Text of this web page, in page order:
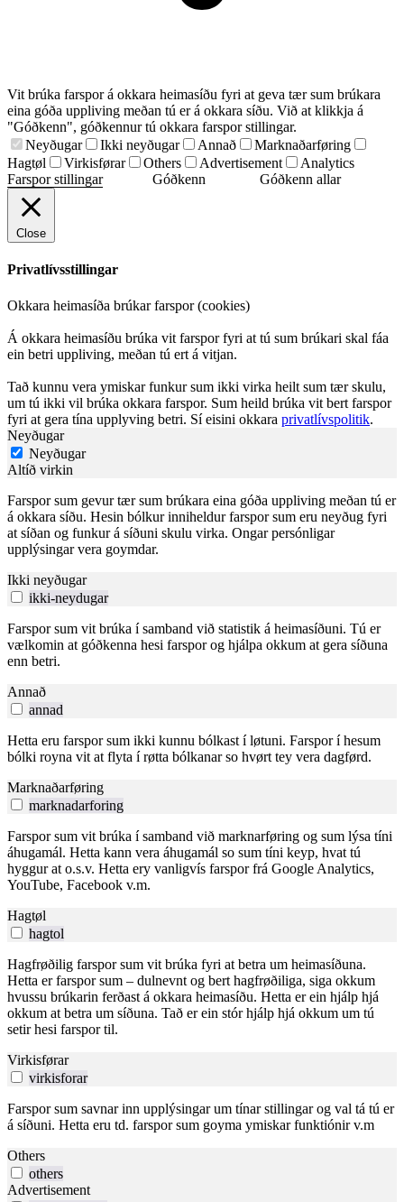
Vit brúka farspor á okkara heimasíðu fyri at geva tær sum brúkara
eina góða uppliving meðan tú er á okkara síðu. Við at klikkja á
"Góðkenn", góðkennur tú okkara farspor stillingar.
Neyðugar
Ikki neyðugar Annað
Marknaðarføring
Hagtøl
Virkisførar Others Advertisement
Analytics
Farspor stillingar
Góðkenn Góðkenn allar
Close
Privatlívsstillingar
Okkara heimasíða brúkar farspor (cookies)
Á okkara heimasíðu brúka vit farspor fyri at tú sum brúkari skal fáa
ein betri uppliving, meðan tú ert á vitjan.
Tað kunnu vera ymiskar funkur sum ikki virka heilt sum tær skulu,
um tú ikki vil brúka okkara farspor. Sum heild brúka vit bert farspor
fyri at gera tína upplyving betri. Sí eisini okkara privatlívspolitik.
Neyðugar
Neyðugar
Altíð virkin
Farspor sum gevur tær sum brúkara eina góða uppliving meðan tú er
á okkara síðu. Hesin bólkur inniheldur farspor sum eru neyðug fyri
at síðan og funkur á síðuni skulu virka. Ongar persónligar
upplýsingar vera goymdar.
Ikki neyðugar
ikki-neydugar
Farspor sum vit brúka í samband við statistik á heimasíðuni. Tú er
vælkomin at góðkenna hesi farspor og hjálpa okkum at gera síðuna
enn betri.
Annað
annad
Hetta eru farspor sum ikki kunnu bólkast í løtuni. Farspor í hesum
bólki royna vit at flyta í røtta bólkanar so hvørt tey vera dagførd.
Marknaðarføring
marknadarforing
Farspor sum vit brúka í samband við marknarføring og sum lýsa tíni
áhugamál. Hetta kann vera áhugamál so sum tíni keyp, hvat tú
hyggur at o.s.v. Hetta ery vanligvís farspor frá Google Analytics,
YouTube, Facebook v.m.
Hagtøl
hagtol
Hagfrøðilig farspor sum vit brúka fyri at betra um heimasíðuna.
Hetta er farspor sum – dulnevnt og bert hagfrøðiliga, siga okkum
hvussu brúkarin ferðast á okkara heimasíðu. Hetta er ein hjálp hjá
okkum at betra um síðuna. Tað er ein stór hjálp hjá okkum um tú
setir hesi farspor til.
Virkisførar
virkisforar
Farspor sum savnar inn upplýsingar um tínar stillingar og val tá tú er
á síðuni. Hetta eru td. farspor sum goyma ymiskar funktiónir v.m
Others
others
Advertisement